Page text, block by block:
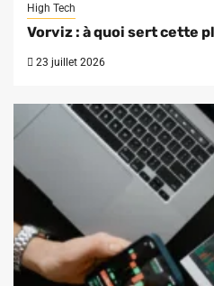
High Tech
Vorviz : à quoi sert cette
23 juillet 2026